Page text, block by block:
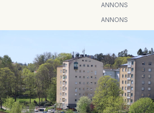
ANNONS
ANNONS